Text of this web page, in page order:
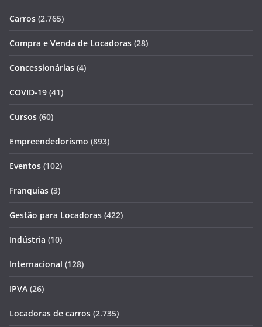
Carros (2.765)
Compra e Venda de Locadoras (28)
Concessionárias (4)
COVID-19 (41)
Cursos (60)
Empreendedorismo (893)
Eventos (102)
Franquias (3)
Gestão para Locadoras (422)
Indústria (10)
Internacional (128)
IPVA (26)
Locadoras de carros (2.735)